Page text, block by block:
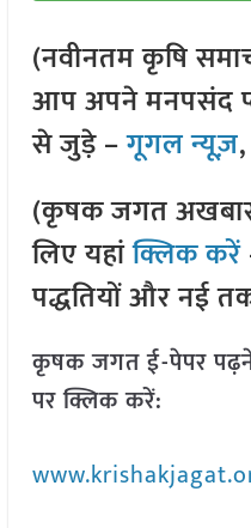
(नवीनतम कृषि
आप अपने मनपसंद
से जुड़े –गूगल न्यूज़
(कृषक जगत
लिए यहांक्लिक करें
पद्धतियों और नई
कृषक जगत ई-पेपर
पर क्लिक करें: